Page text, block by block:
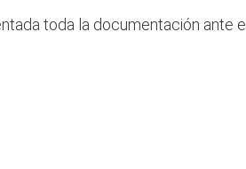
toda la documentación ante